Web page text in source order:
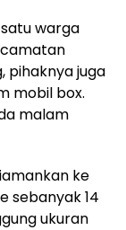
warga
pihaknya juga
mobil box.
malam
ke
sebanyak 14
ukuran